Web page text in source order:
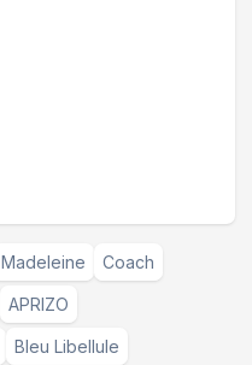
Madeleine Coach
APRIZO
Bleu Libellule